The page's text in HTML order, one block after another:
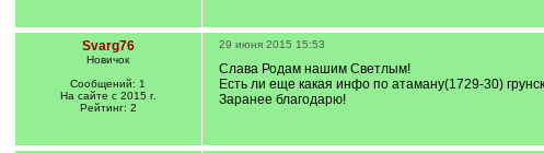
Svarg76
Новичок
Сообщений: 1
На сайте с 2015 г.
Рейтинг: 2
29 июня 2015 15:53
Слава Родам нашим Светлым!
Есть ли еще какая инфо по атаману(1729-30)
Заранее благодарю!